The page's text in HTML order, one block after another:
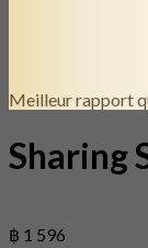
Meilleur rapport
Sharing
฿ 1 596